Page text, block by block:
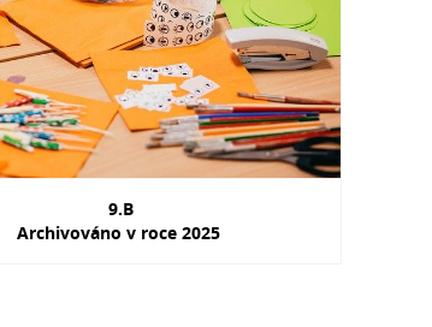
9.B
Archivováno v roce 2025